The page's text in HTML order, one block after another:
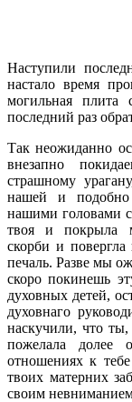
Наступили
настало время
могильная плита
последний раз
Так неожиданно
внезапно
страшному
нашей и подобно
нашими головами
твоя и покрыла
скорби и
печаль. Разве мы
скоро покинешь
духовных детей,
духовнаго
наскучили, что
пожелала
отношениях к
твоих матерних
своим